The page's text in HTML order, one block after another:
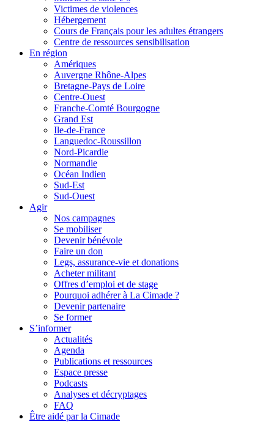
Victimes de violences
Hébergement
Cours de Français pour les adultes étrangers
Centre de ressources sensibilisation
En région
Amériques
Auvergne Rhône-Alpes
Bretagne-Pays de Loire
Centre-Ouest
Franche-Comté Bourgogne
Grand Est
Ile-de-France
Languedoc-Roussillon
Nord-Picardie
Normandie
Océan Indien
Sud-Est
Sud-Ouest
Agir
Nos campagnes
Se mobiliser
Devenir bénévole
Faire un don
Legs, assurance-vie et donations
Acheter militant
Offres d’emploi et de stage
Pourquoi adhérer à La Cimade ?
Devenir partenaire
Se former
S’informer
Actualités
Agenda
Publications et ressources
Espace presse
Podcasts
Analyses et décryptages
FAQ
Être aidé par la Cimade